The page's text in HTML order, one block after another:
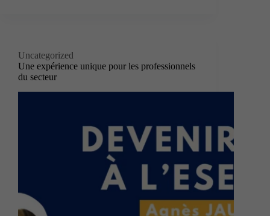
Uncategorized
Une expérience unique pour les professionnels
du secteur